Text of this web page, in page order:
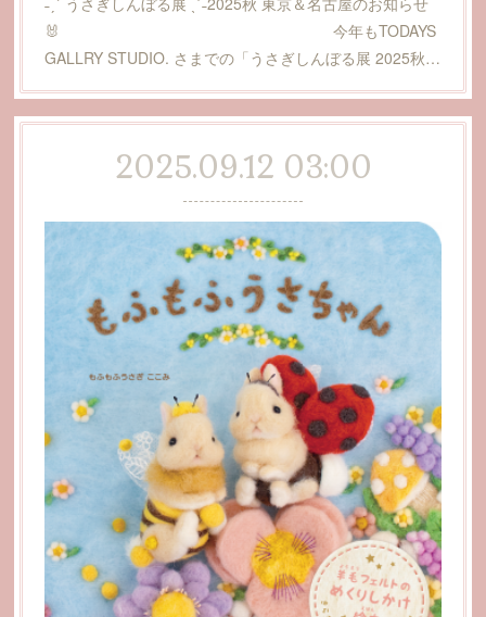
🐰 今年もTODAYS
GALLRY STUDIO. さまでの「うさぎしんぼる展 2025秋…
2025.09.12 03:00